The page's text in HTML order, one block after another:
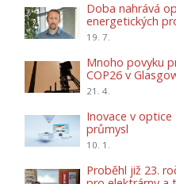
Doba nahrává
energetických
19. 7.
Mnoho povyku
COP26 v
21. 4.
Inovace v
průmysl
10. 1.
Proběhl již 23.